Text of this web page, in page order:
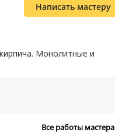
Написать мастеру
Монолитные и
Все работы мастера